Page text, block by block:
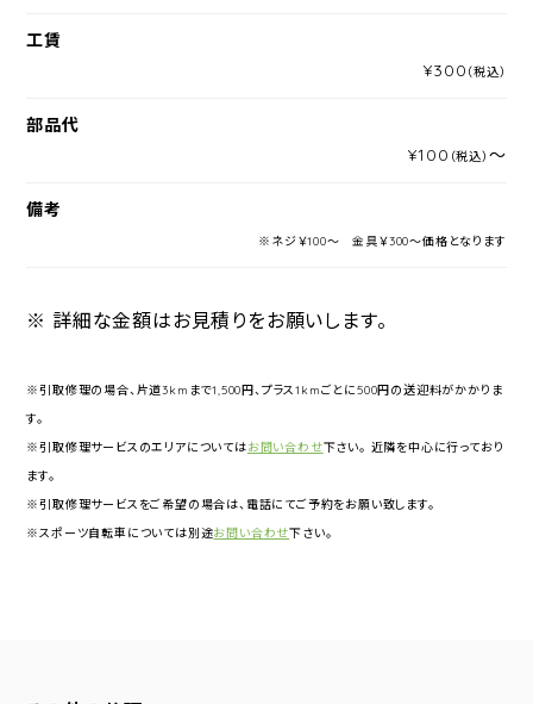
工賃
¥300 （税込）
部品代
¥100 （税込） ～
備考
※ネジ￥100～ 金具￥300～価格となります
※ 詳細な金額はお見積りをお願いします。
※引取修理の場合、片道3kmまで1,500円、プラス1kmごとに500円の送迎料がかかりま
す。
※引取修理サービスのエリアについてはお問い合わせ下さい。 近隣を中心に行っており
ます。
※引取修理サービスをご希望の場合は、電話にてご予約をお願い致します。
※スポーツ自転車については別途お問い合わせ下さい。